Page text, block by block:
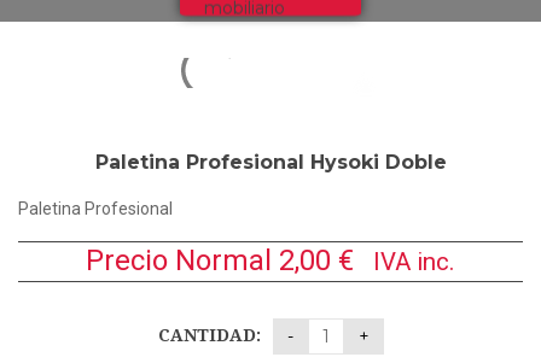
Mobiliario
Paletina Profesional Hysoki Doble
Paletina Profesional
Precio Normal 2,00 € IVA inc.
CANTIDAD: